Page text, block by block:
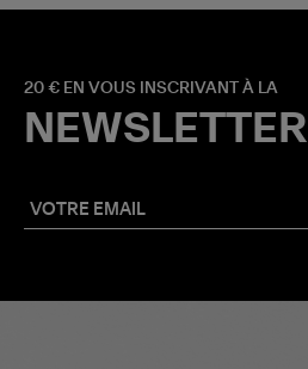
20 € EN VOUS INSCRIVANT À LA
NEWSLETTER